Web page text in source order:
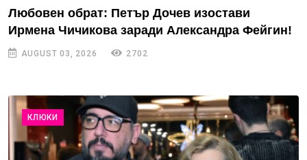
Любовен обрат: Петър Дочев изостави
Ирмена Чичикова заради Александра Фейгин!
AUGUST 03, 2026 2702
КЛЮКИ